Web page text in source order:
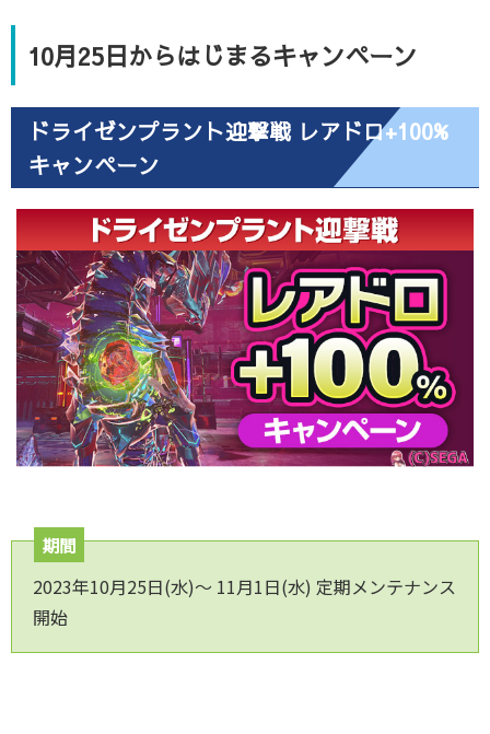
10月25日からはじまるキャンペーン
ドライゼンプラント迎撃戦 レアドロ+100%
キャンペーン
期間
2023年10月25日(水)～ 11月1日(水) 定期メンテナンス
開始